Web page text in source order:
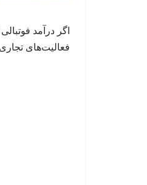
اگر درآمد
فعالیت‌های